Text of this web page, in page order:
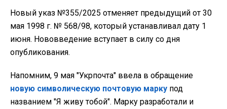
Новый указ №355/2025 отменяет предыдущий от 30
мая 1998 г. № 568/98, который устанавливал дату 1
июня. Нововведение вступает в силу со дня
опубликования.
Напомним, 9 мая "Укрпочта" ввела в обращение
новую символическую почтовую марку под
названием "Я живу тобой". Марку разработали и